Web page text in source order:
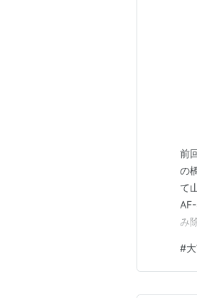
前
の
て
み
イ
#